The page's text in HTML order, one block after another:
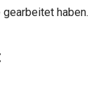
haben.